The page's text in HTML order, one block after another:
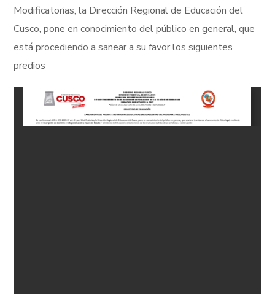
Modificatorias, la Dirección Regional de Educación del
Cusco, pone en conocimiento del público en general, que
está procediendo a sanear a su favor los siguientes
predios